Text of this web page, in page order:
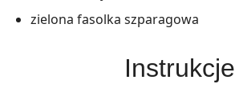
zielona fasolka szparagowa
Instrukcje